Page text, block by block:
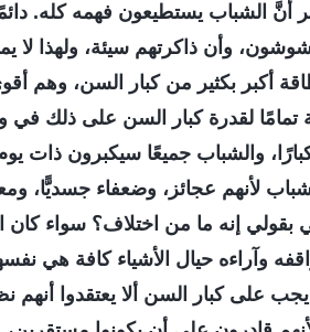
أنَّ الشباب يستطيعون فهمه كله.
وأن ذاكرتهم سيئة، ولهذا
أكبر بكثير من كبار السن، وهم
تمامًا لقدرة كبار السن على ذلك في
والشباب جميعًا سيكبرون ذات
لأنهم عجائز، وضعفاء جسديًّا،
بقولي إنه ما من اختلاف؟ سواء
وآراءه حيال الأشياء كافة هي
على كبار السن ألا يعتقدوا أنهم